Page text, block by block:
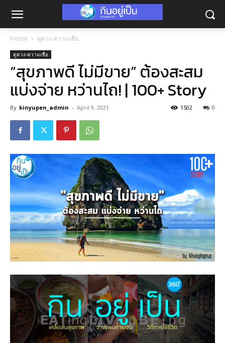
Home ดูดวง-ความเชื่อ
ดูดวง-ความเชื่อ
“สุขภาพดี ไม่มีขาย” ต้องสะสม
แบ่งจ่าย หว่านไถ! | 100+ Story
By kinyupen_admin - April 9, 2021 0
1502